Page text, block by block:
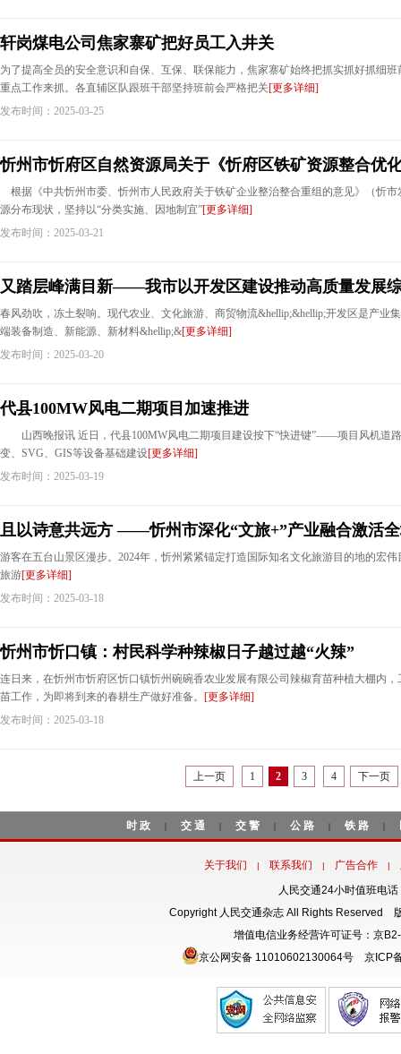
轩岗煤电公司焦家寨矿把好员工入井关
为了提高全员的安全意识和自保、互保、联保能力，焦家寨矿始终把抓实抓好抓细
重点工作来抓。各直辅区队跟班干部坚持班前会严格把关[更多详细]
发布时间：2025-03-25
忻州市忻府区自然资源局关于《忻府区铁矿资源整合优
根据《中共忻州市委、忻州市人民政府关于铁矿企业整治整合重组的意见》（忻市
源分布现状，坚持以“分类实施、因地制宜”[更多详细]
发布时间：2025-03-21
又踏层峰满目新——我市以开发区建设推动高质量发展
春风劲吹，冻土裂响。现代农业、文化旅游、商贸物流&hellip;&hellip;开发区是产业
端装备制造、新能源、新材料&hellip;&[更多详细]
发布时间：2025-03-20
代县100MW风电二期项目加速推进
山西晚报讯 近日，代县100MW风电二期项目建设按下“快进键”——项目风机道路
变、SVG、GIS等设备基础建设[更多详细]
发布时间：2025-03-19
且以诗意共远方 ——忻州市深化“文旅+”产业融合激活
游客在五台山景区漫步。2024年，忻州紧紧锚定打造国际知名文化旅游目的地的宏
旅游[更多详细]
发布时间：2025-03-18
忻州市忻口镇：村民科学种辣椒日子越过越“火辣”
连日来，在忻州市忻府区忻口镇忻州碗碗香农业发展有限公司辣椒育苗种植大棚内
苗工作，为即将到来的春耕生产做好准备。 [更多详细]
发布时间：2025-03-18
上一页 1 2 3 4 下一页
时政 交通 交警 公路 铁路
关于我们 联系我们 广告合作
人民交通24小时值班电
Copyright 人民交通杂志 All Rights Reserved
增值电信业务经营许可证号：京
京公网安备 11010602130064号
京ICP